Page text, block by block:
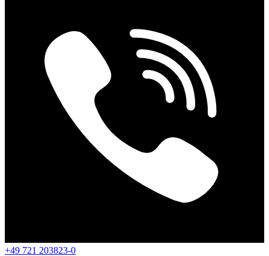
+49 721 203823-0